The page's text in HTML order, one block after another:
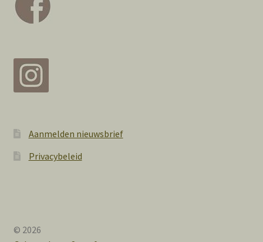
Aanmelden nieuwsbrief
Privacybeleid
© 2026